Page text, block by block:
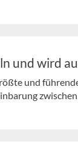
und wird
und